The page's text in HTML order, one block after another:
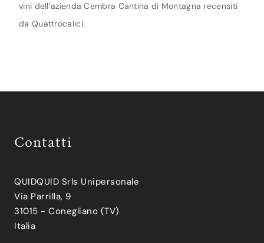
vini dell’azienda Cembra Cantina di Montagna recensiti
da Quattrocalici.
Contatti
QUIDQUID Srls Unipersonale
Via Parrilla, 9
31015 - Conegliano (TV)
Italia